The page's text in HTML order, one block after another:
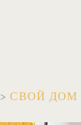
>СВОЙ ДОМ